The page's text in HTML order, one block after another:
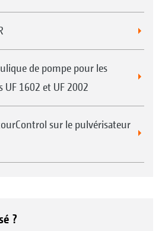
de pompe pour les
1602 et UF 2002
sur le pulvérisateur
?